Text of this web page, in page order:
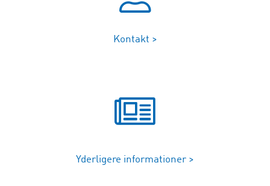
Kontakt >
Yderligere informationer >